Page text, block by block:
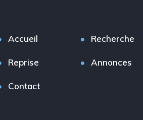
Accueil Recherche
Reprise Annonces
Contact